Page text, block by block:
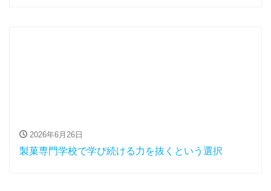
2026年6月26日
製菓専門学校で学び続ける力を抜くという選択